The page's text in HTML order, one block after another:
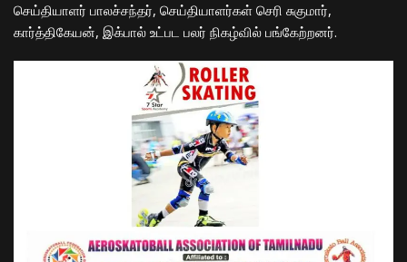
செய்தியாளர் பாலச்சந்தர், செய்தியாளர்கள் செரி சுகுமார்,
கார்த்திகேயன், இக்பால் உட்பட பலர் நிகழ்வில் பங்கேற்றனர்.